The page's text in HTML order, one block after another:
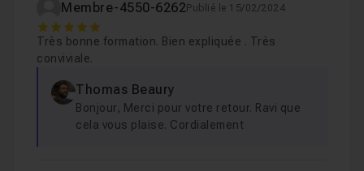
Pour une association :
Une base de données pour la gestion des adhérents
et paiements de cotisations Organisation d'évènements
Et bien d'autres encore...
Membre-4550-6262Publié le 15/02/2024
5
Très bonne formation. Bien expliquée . Très
conviviale.
Thomas Beaury
Bonjour, Merci pour votre retour. Ravi que
cela vous plaise. Cordialement